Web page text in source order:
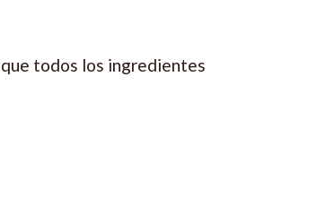
todos los ingredientes